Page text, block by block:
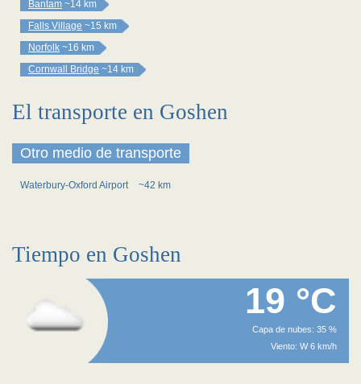
Bantam ~14 km
Falls Village ~15 km
Norfolk ~16 km
Cornwall Bridge ~14 km
El transporte en Goshen
Otro medio de transporte
Waterbury-Oxford Airport ~42 km
Tiempo en Goshen
19 °C
Capa de nubes: 35 %
Viento: W 6 km/h